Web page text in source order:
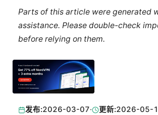
Parts of this article were generated
assistance. Please double-check
before relying on them.
发布:2026-03-07· 更新:2026-05-